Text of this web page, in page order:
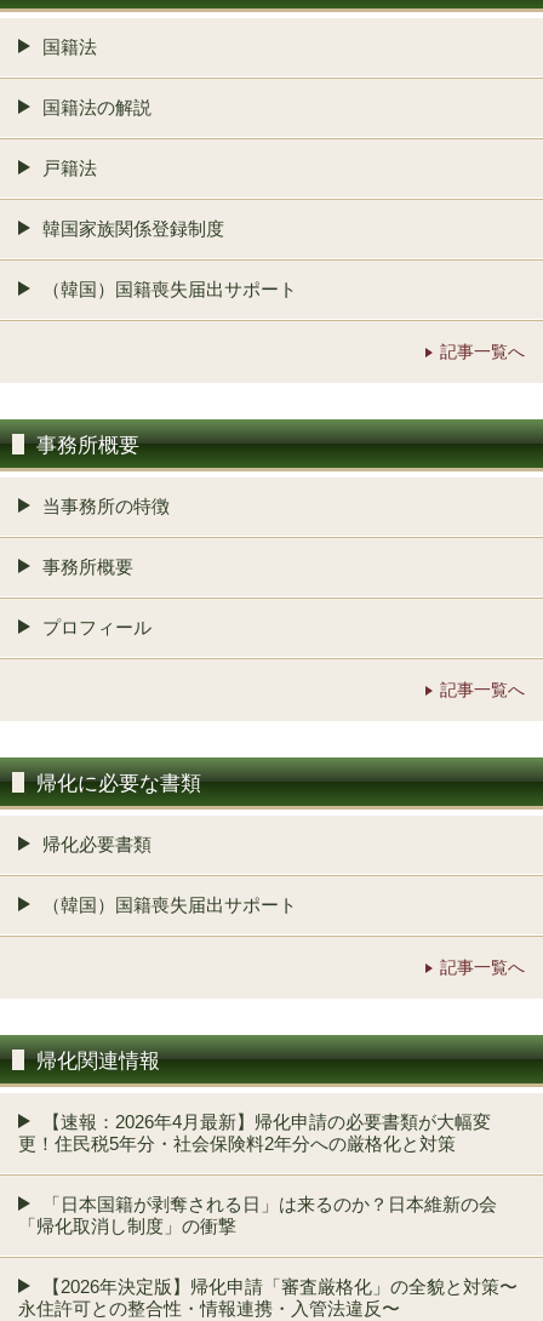
国籍法
国籍法の解説
戸籍法
韓国家族関係登録制度
（韓国）国籍喪失届出サポート
記事一覧へ
事務所概要
当事務所の特徴
事務所概要
プロフィール
記事一覧へ
帰化に必要な書類
帰化必要書類
（韓国）国籍喪失届出サポート
記事一覧へ
帰化関連情報
【速報：2026年4月最新】帰化申請の必要書類が大幅変
更！住民税5年分・社会保険料2年分への厳格化と対策
「日本国籍が剥奪される日」は来るのか？日本維新の会
「帰化取消し制度」の衝撃
【2026年決定版】帰化申請「審査厳格化」の全貌と対策〜
永住許可との整合性・情報連携・入管法違反〜